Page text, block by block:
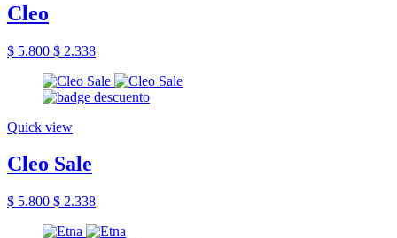
Cleo
$ 5.800 $ 2.338
Quick view
Cleo Sale
$ 5.800 $ 2.338